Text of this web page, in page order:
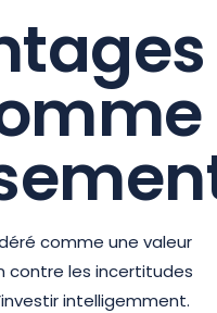
comme une valeur
contre les incertitudes
intelligemment.